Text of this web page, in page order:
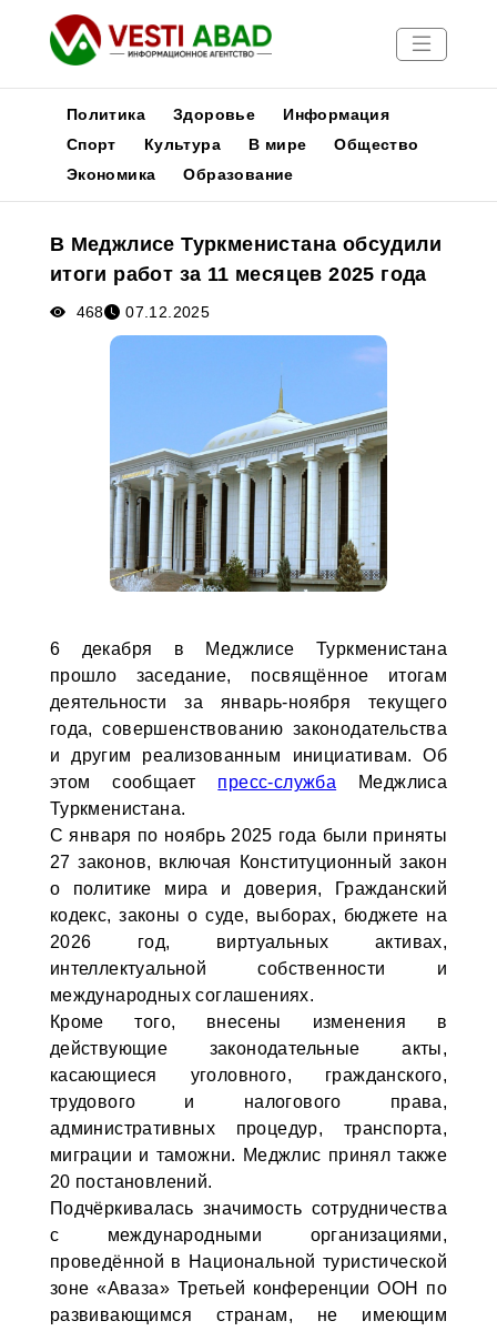
Новости
Медиа
Афиша
Политика Здоровье
Информация
Спорт
Культура В мире
Общество
Экономика
Образование
В Меджлисе Туркменистана обсудили
итоги работ за 11 месяцев 2025 года
468 07.12.2025
6 декабря в Меджлисе Туркменистана
прошло заседание, посвящённое итогам
деятельности за январь-ноября текущего
года, совершенствованию законодательства
и другим реализованным инициативам. Об
этом сообщает пресс-служба Меджлиса
Туркменистана.
С января по ноябрь 2025 года были приняты
27 законов, включая Конституционный закон
о политике мира и доверия, Гражданский
кодекс, законы о суде, выборах, бюджете на
2026 год, виртуальных активах,
интеллектуальной собственности и
международных соглашениях.
Кроме того, внесены изменения в
действующие законодательные акты,
касающиеся уголовного, гражданского,
трудового и налогового права,
административных процедур, транспорта,
миграции и таможни. Меджлис принял также
20 постановлений.
Подчёркивалась значимость сотрудничества
с международными организациями,
проведённой в Национальной туристической
зоне «Аваза» Третьей конференции ООН по
развивающимся странам, не имеющим